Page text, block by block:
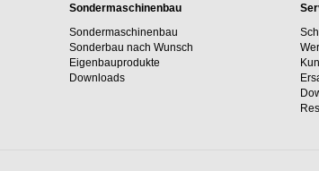
Sondermaschinenbau
Sondermaschinenbau
Sonderbau nach Wunsch
Eigenbauprodukte
Downloads